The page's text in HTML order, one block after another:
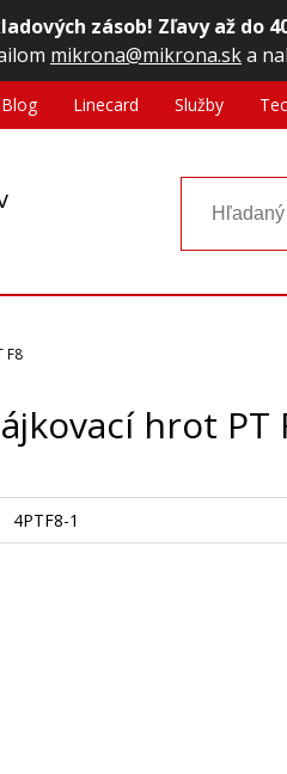
zásob! Zľavy až do
mikrona@mikrona.ska
Blog Linecard Služby
F8
hrot PT
4PTF8-1